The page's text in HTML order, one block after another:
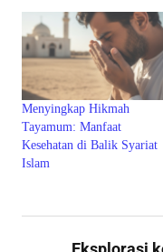
Menyingkap Hikmah
Tayamum: Manfaat
Kesehatan di Balik Syariat
Islam